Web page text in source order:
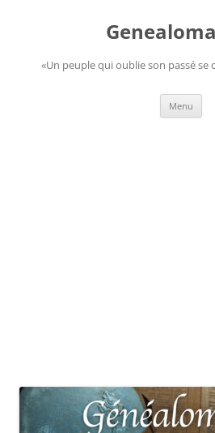
«Un peuple qui oublie son passé se
Menu